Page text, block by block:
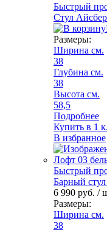
Быстрый
Стул
Размеры:
Ширина см.
38
Глубина см.
38
Высота см.
58,5
Подробнее
Купить в 1
В избранное
Быстрый
Барный
6 990 руб. /
Размеры:
Ширина см.
38